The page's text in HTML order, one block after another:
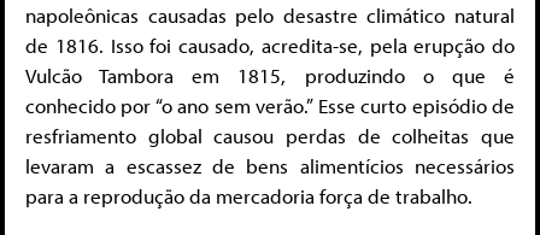
napoleônicas causadas pelo desastre climático natural
de 1816. Isso foi causado, acredita-se, pela erupção do
Vulcão Tambora em 1815, produzindo o que é
conhecido por “o ano sem verão.” Esse curto episódio de
resfriamento global causou perdas de colheitas que
levaram a escassez de bens alimentícios necessários
para a reprodução da mercadoria força de trabalho.